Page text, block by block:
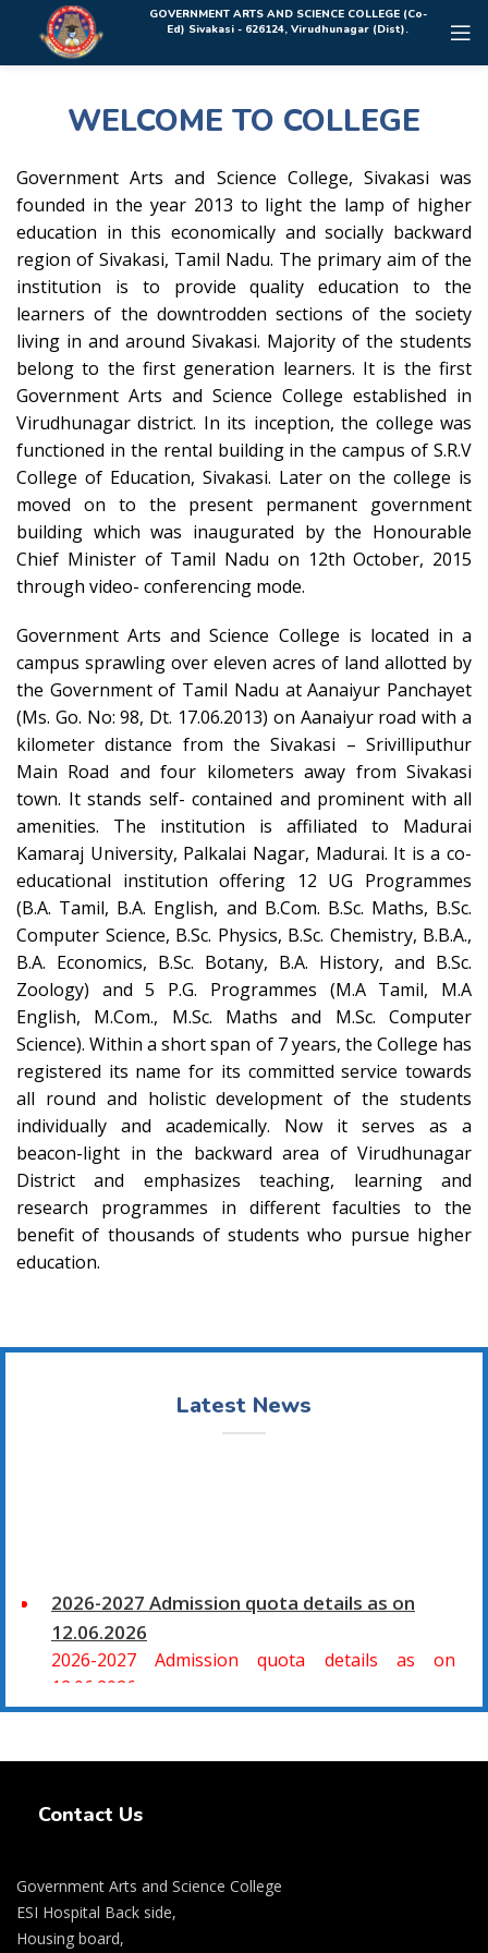
Rolex Replica Uhren DeutschlandGOVERNMENT ARTS AND SCIENCE COLLEGE (Co-
Ed) Sivakasi - 626124, Virudhunagar (Dist).
WELCOME TO COLLEGE
Government Arts and Science College, Sivakasi was
founded in the year 2013 to light the lamp of higher
education in this economically and socially backward
region of Sivakasi, Tamil Nadu. The primary aim of the
institution is to provide quality education to the
learners of the downtrodden sections of the society
living in and around Sivakasi. Majority of the students
belong to the first generation learners. It is the first
Government Arts and Science College established in
Virudhunagar district. In its inception, the college was
functioned in the rental building in the campus of S.R.V
College of Education, Sivakasi. Later on the college is
moved on to the present permanent government
building which was inaugurated by the Honourable
Chief Minister of Tamil Nadu on 12th October, 2015
through video- conferencing mode.
Government Arts and Science College is located in a
campus sprawling over eleven acres of land allotted by
the Government of Tamil Nadu at Aanaiyur Panchayet
(Ms. Go. No: 98, Dt. 17.06.2013) on Aanaiyur road with a
kilometer distance from the Sivakasi – Srivilliputhur
Main Road and four kilometers away from Sivakasi
town. It stands self- contained and prominent with all
amenities. The institution is affiliated to Madurai
Kamaraj University, Palkalai Nagar, Madurai. It is a co-
educational institution offering 12 UG Programmes
(B.A. Tamil, B.A. English, and B.Com. B.Sc. Maths, B.Sc.
Computer Science, B.Sc. Physics, B.Sc. Chemistry, B.B.A.,
B.A. Economics, B.Sc. Botany, B.A. History, and B.Sc.
Zoology) and 5 P.G. Programmes (M.A Tamil, M.A
English, M.Com., M.Sc. Maths and M.Sc. Computer
Science). Within a short span of 7 years, the College has
registered its name for its committed service towards
all round and holistic development of the students
individually and academically. Now it serves as a
beacon-light in the backward area of Virudhunagar
District and emphasizes teaching, learning and
research programmes in different faculties to the
benefit of thousands of students who pursue higher
education.
Latest News
2026-2027 Admission quota details as on
12.06.2026
2026-2027 Admission quota details as on
12.06.2026
சிவகாசி, அரசு கலை மற்றும் அறிவியல் கல்லூரியில்
விலங்கியல் ஆகிய அறிவியல் பாடப்பிரிவுகளுக்கும்,
09.06.2026 அன்று B.Com., வணிகவியல், B.B.A.,
வணிக நிர்வாகவியல், B.A., பொருளியல், B.A., வரலாறு
Contact Us
Government Arts and Science College
ESI Hospital Back side,
Housing board,